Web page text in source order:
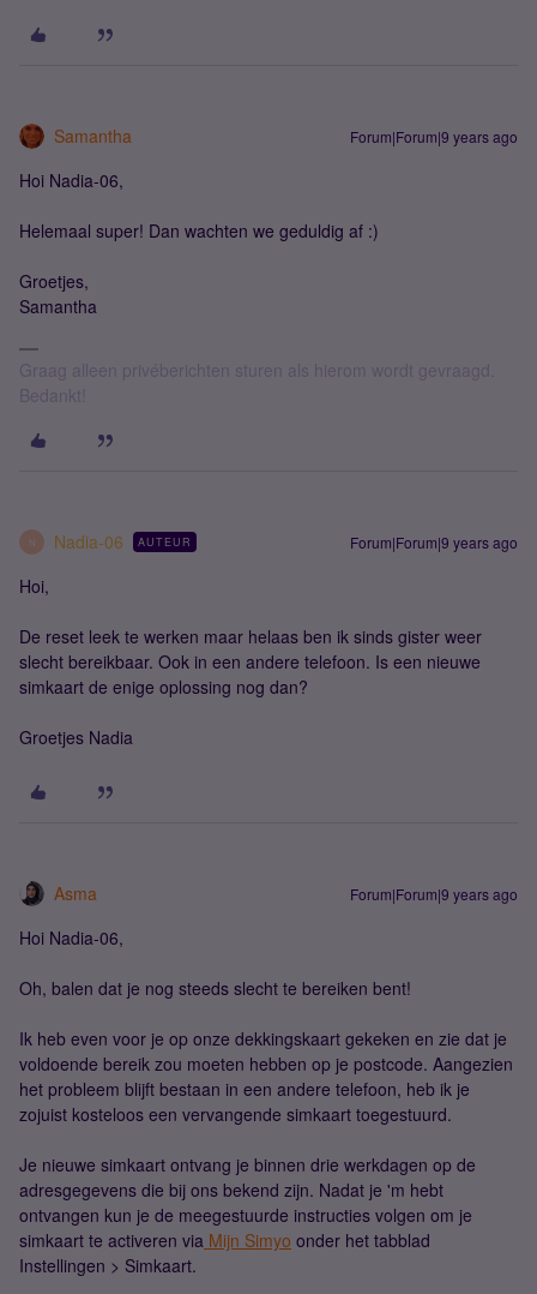
Samantha Forum|Forum|9 years ago
Hoi Nadia-06,
Helemaal super! Dan wachten we geduldig af :)
Groetjes,
Samantha
Graag alleen privéberichten sturen als hierom wordt gevraagd.
Bedankt!
N Nadia-06 AUTEUR Forum|Forum|9 years ago
Hoi,
De reset leek te werken maar helaas ben ik sinds gister weer
slecht bereikbaar. Ook in een andere telefoon. Is een nieuwe
simkaart de enige oplossing nog dan?
Groetjes Nadia
Asma Forum|Forum|9 years ago
Hoi Nadia-06,
Oh, balen dat je nog steeds slecht te bereiken bent!
Ik heb even voor je op onze dekkingskaart gekeken en zie dat je
voldoende bereik zou moeten hebben op je postcode. Aangezien
het probleem blijft bestaan in een andere telefoon, heb ik je
zojuist kosteloos een vervangende simkaart toegestuurd.
Je nieuwe simkaart ontvang je binnen drie werkdagen op de
adresgegevens die bij ons bekend zijn. Nadat je 'm hebt
ontvangen kun je de meegestuurde instructies volgen om je
simkaart te activeren via Mijn Simyo onder het tabblad
Instellingen > Simkaart.